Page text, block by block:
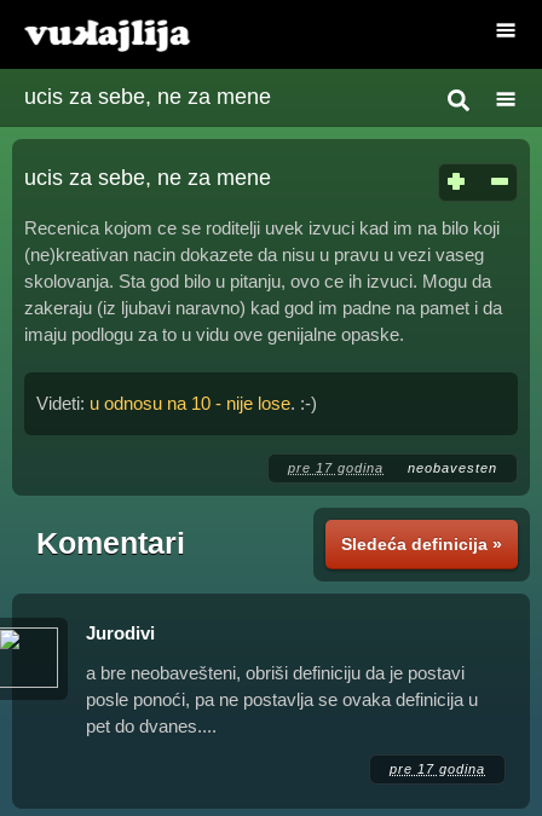
ucis za sebe, ne za mene
ucis za sebe, ne za mene
Recenica kojom ce se roditelji uvek izvuci kad im na bilo koji
(ne)kreativan nacin dokazete da nisu u pravu u vezi vaseg
skolovanja. Sta god bilo u pitanju, ovo ce ih izvuci. Mogu da
zakeraju (iz ljubavi naravno) kad god im padne na pamet i da
imaju podlogu za to u vidu ove genijalne opaske.
Videti: u odnosu na 10 - nije lose. :-)
pre 17 godina neobavesten
Sledeća definicija »
Komentari
Jurodivi
a bre neobavešteni, obriši definiciju da je postavi
posle ponoći, pa ne postavlja se ovaka definicija u
pet do dvanes....
pre 17 godina